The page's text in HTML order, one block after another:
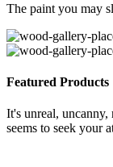
The paint you may
Featured Products
It's unreal,
seems to seek your